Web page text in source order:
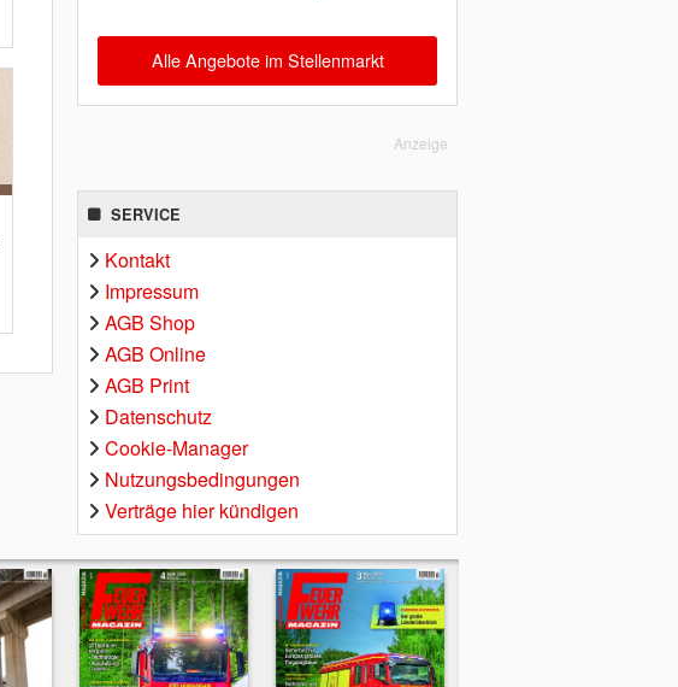
Alle Angebote im Stellenmarkt
Anzeige
SERVICE
Kontakt
Impressum
AGB Shop
AGB Online
AGB Print
Datenschutz
Cookie-Manager
Nutzungsbedingungen
Verträge hier kündigen